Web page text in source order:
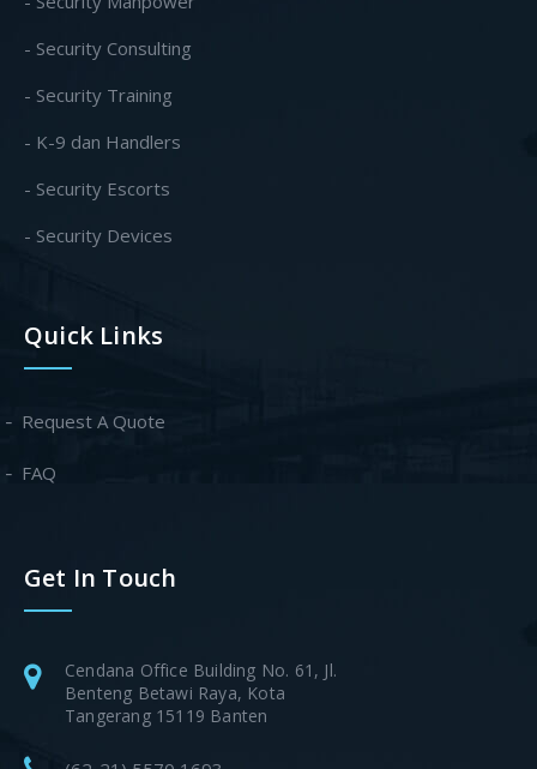
- Security Consulting
- Security Training
- K-9 dan Handlers
- Security Escorts
- Security Devices
Quick Links
Request A Quote
FAQ
Get In Touch
Cendana Office Building No. 61, Jl.
Benteng Betawi Raya, Kota
Tangerang 15119 Banten